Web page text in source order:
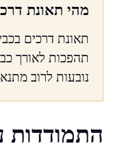
מהי תאונת
נובעות לרוב
התמודדות